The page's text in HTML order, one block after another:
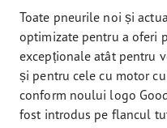
Toate pneurile noi și
optimizate pentru a oferi
excepționale atât pentru
și pentru cele cu motor
conform noului logo
fost introdus pe flancul